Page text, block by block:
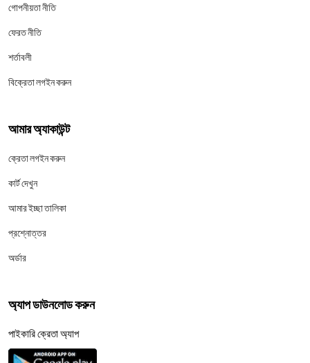
গোপনীয়তা নীতি
ফেরত নীতি
শর্তাবলী
বিক্রেতা লগইন করুন
আমার অ্যাকাউন্ট
ক্রেতা লগইন করুন
কার্ট দেখুন
আমার ইচ্ছা তালিকা
প্রশ্নোত্তর
অর্ডার
অ্যাপ ডাউনলোড করুন
পাইকারি ক্রেতা অ্যাপ